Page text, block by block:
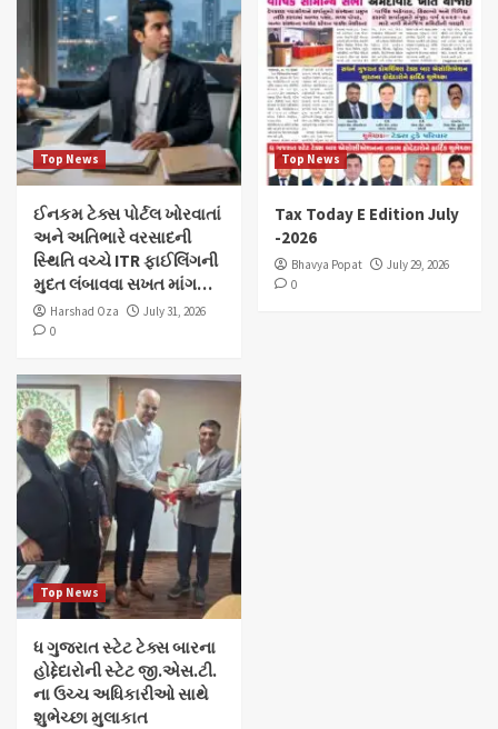
Top News
ઈનકમ ટેક્સ પોર્ટલ ખોરવાતાં
અને અતિભારે વરસાદની
સ્થિતિ વચ્ચે ITR ફાઈલિંગની
મુદત લંબાવવા સખત માંગ…
Harshad Oza
July 31, 2026
0
Top News
Tax Today E Edition July
-2026
Bhavya Popat
July 29, 2026
0
Top News
ધ ગુજરાત સ્ટેટ ટેક્સ બારના
હોદ્દેદારોની સ્ટેટ જી.એસ.ટી.
ના ઉચ્ચ અધિકારીઓ સાથે
શુભેચ્છા મુલાકાત